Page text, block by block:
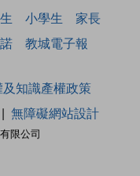
小學生
家長
教城電子報
限公司
及知識產權政策
無障礙網站設計